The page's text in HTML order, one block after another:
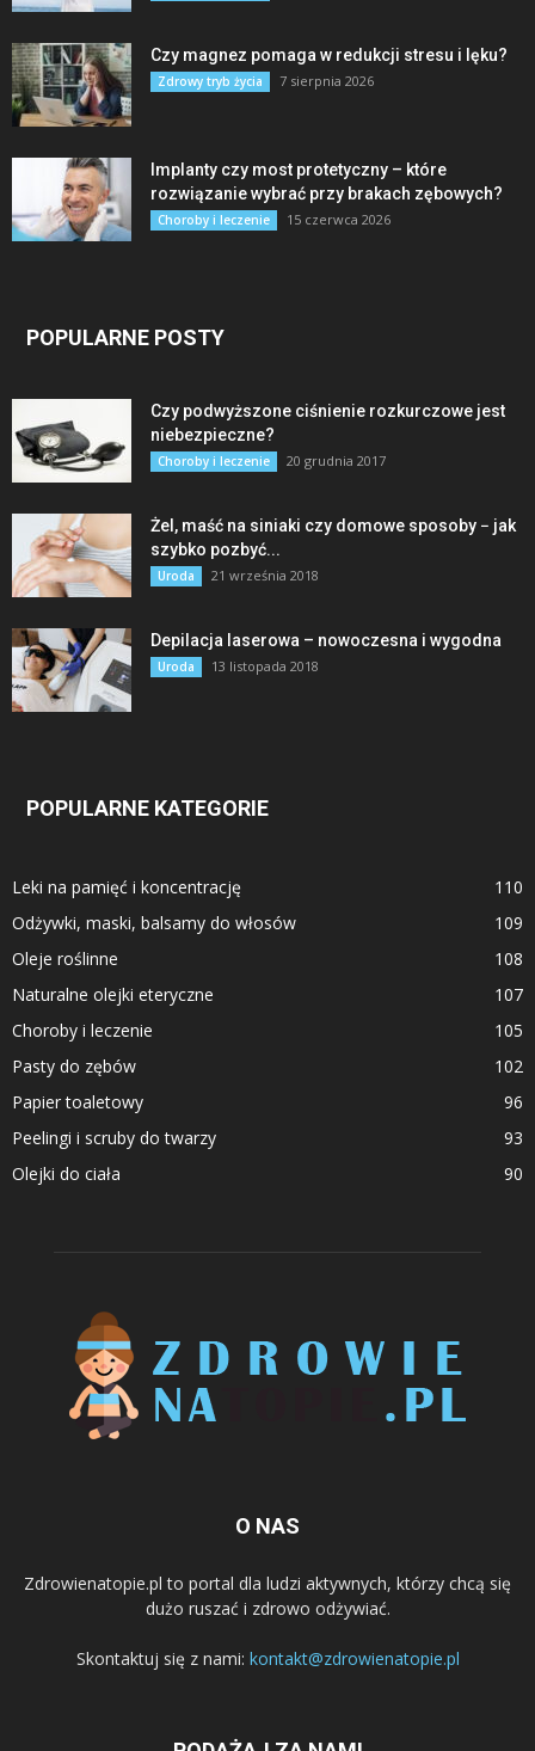
Czy magnez pomaga w redukcji stresu i lęku?
Zdrowy tryb życia 7 sierpnia 2026
Implanty czy most protetyczny – które
rozwiązanie wybrać przy brakach zębowych?
Choroby i leczenie 15 czerwca 2026
POPULARNE POSTY
Czy podwyższone ciśnienie rozkurczowe jest
niebezpieczne?
Choroby i leczenie 20 grudnia 2017
Żel, maść na siniaki czy domowe sposoby − jak
szybko pozbyć...
Uroda 21 września 2018
Depilacja laserowa – nowoczesna i wygodna
Uroda 13 listopada 2018
POPULARNE KATEGORIE
Leki na pamięć i koncentrację
110
Odżywki, maski, balsamy do włosów
109
Oleje roślinne
108
Naturalne olejki eteryczne
107
Choroby i leczenie
105
Pasty do zębów
102
Papier toaletowy
96
Peelingi i scruby do twarzy
93
Olejki do ciała
90
O NAS
Zdrowienatopie.pl to portal dla ludzi aktywnych, którzy chcą się
dużo ruszać i zdrowo odżywiać.
Skontaktuj się z nami: kontakt@zdrowienatopie.pl